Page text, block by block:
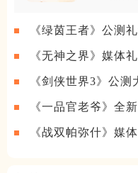
《绿茵王者》公测
《无神之界》媒体
《剑侠世界3》公测
《一品官老爷》全
《战双帕弥什》媒